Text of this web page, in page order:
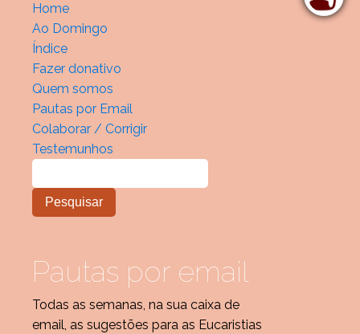
Home
Ao Domingo
Índice
Fazer donativo
Quem somos
Pautas por Email
Colaborar / Corrigir
Testemunhos
Pautas por email
Todas as semanas, na sua caixa de
email, as sugestões para as Eucaristias